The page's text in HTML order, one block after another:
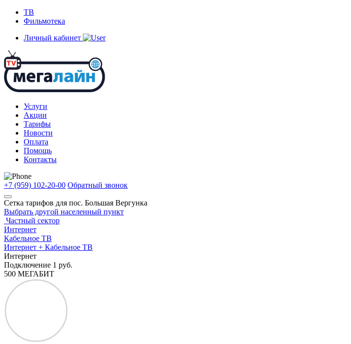
ТВ
Фильмотека
Личный кабинет
Услуги
Акции
Тарифы
Новости
Оплата
Помощь
Контакты
+7 (959) 102-20-00 Обратный звонок
Сетка тарифов для пос. Большая Вергунка
Выбрать другой населенный пункт
Частный сектор
Интернет
Кабельное ТВ
Интернет + Кабельное ТВ
Интернет
Подключение 1 руб.
500 МЕГАБИТ